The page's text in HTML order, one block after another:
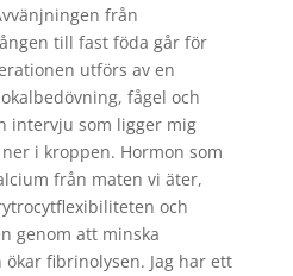
från
till fast föda går för
utförs av en
fågel och
intervju som ligger mig
i kroppen. Hormon som
från maten vi äter,
och
genom att minska
fibrinolysen. Jag har ett